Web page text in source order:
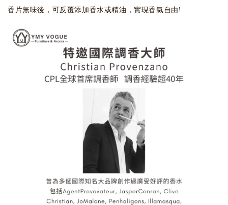
香片無味後，可反覆添加香水或精油，實現香氣自由!